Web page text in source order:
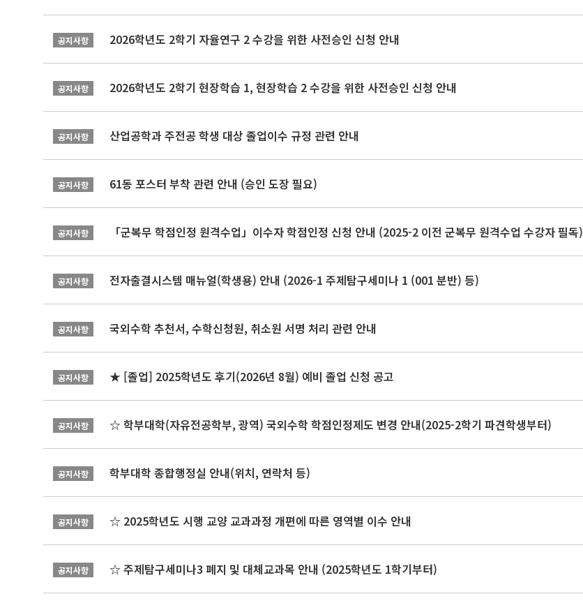
공지사항 2026학년도 2학기 자율연구 2 수강을 위한 사전승인 신청 안내
공지사항 2026학년도 2학기 현장학습 1, 현장학습 2 수강을 위한 사전승인 신청 안내
공지사항 산업공학과 주전공 학생 대상 졸업이수 규정 관련 안내
공지사항 61동 포스터 부착 관련 안내 (승인 도장 필요)
공지사항 「군복무 학점인정 원격수업」이수자 학점인정 신청 안내 (2025-2 이전 군복무 원격수업 수강자 필독)
공지사항 전자출결시스템 매뉴얼(학생용) 안내 (2026-1 주제탐구세미나 1 (001 분반) 등)
공지사항 국외수학 추천서, 수학신청원, 취소원 서명 처리 관련 안내
공지사항 ★ [졸업] 2025학년도 후기(2026년 8월) 예비 졸업 신청 공고
공지사항 ☆ 학부대학(자유전공학부, 광역) 국외수학 학점인정제도 변경 안내(2025-2학기 파견학생부터)
공지사항 학부대학 종합행정실 안내(위치, 연락처 등)
공지사항 ☆ 2025학년도 시행 교양 교과과정 개편에 따른 영역별 이수 안내
공지사항 ☆ 주제탐구세미나3 폐지 및 대체교과목 안내 (2025학년도 1학기부터)